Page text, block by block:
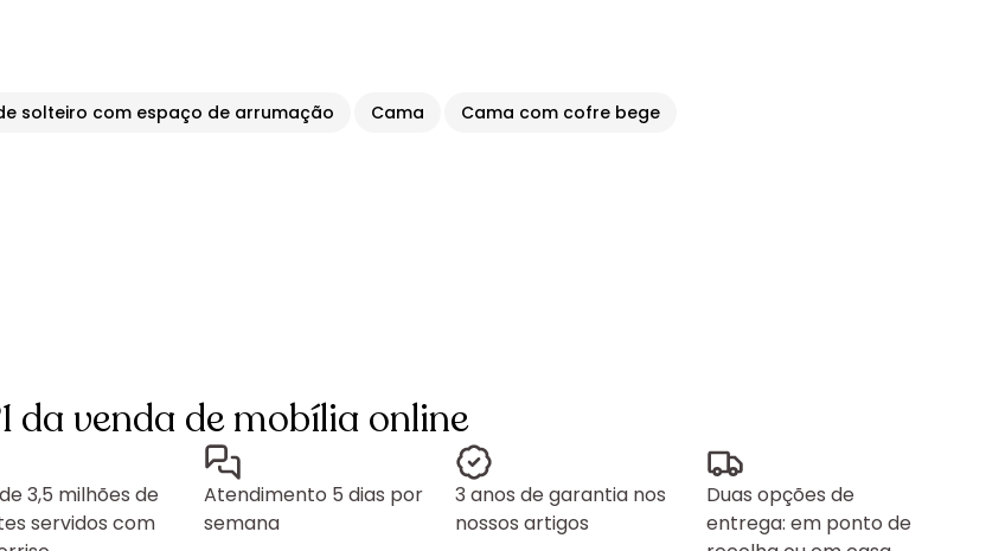
solteiro com espaço de arrumação Cama Cama com cofre bege
da venda de mobília online
3,5 milhões de
servidos com
Atendimento 5 dias por
semana
3 anos de garantia nos
nossos artigos
Duas opções de
entrega: em ponto de